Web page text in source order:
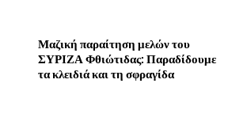
Μαζική παραίτηση μελών του
ΣΥΡΙΖΑ Φθιώτιδας: Παραδίδουμε
τα κλειδιά και τη σφραγίδα